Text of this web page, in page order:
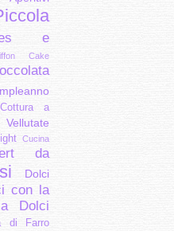
e
Cake
Cottura a
Cucina
da
Dolci
con la
Dolci
di Farro